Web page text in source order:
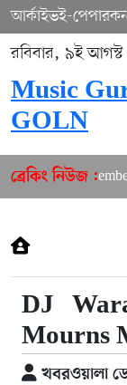
আর্কাইভই-পেপার
রবিবার, ৯ই
Music
GOLN
ব্রেকিং নিউজ :
DJ
Mourns
খবরওয়ালা